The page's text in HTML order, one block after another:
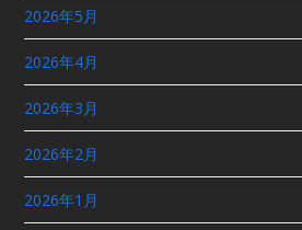
2026年5月
2026年4月
2026年3月
2026年2月
2026年1月